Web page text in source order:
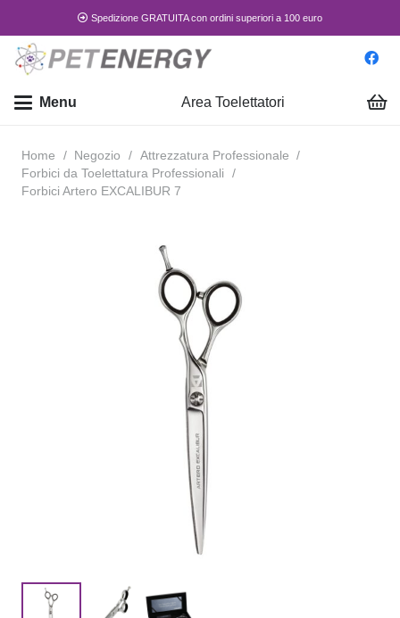
Spedizione GRATUITA con ordini superiori a 100 euro
Menu Area Toelettatori
Home / Negozio / Attrezzatura Professionale /
Forbici da Toelettatura Professionali
/
Forbici Artero EXCALIBUR 7